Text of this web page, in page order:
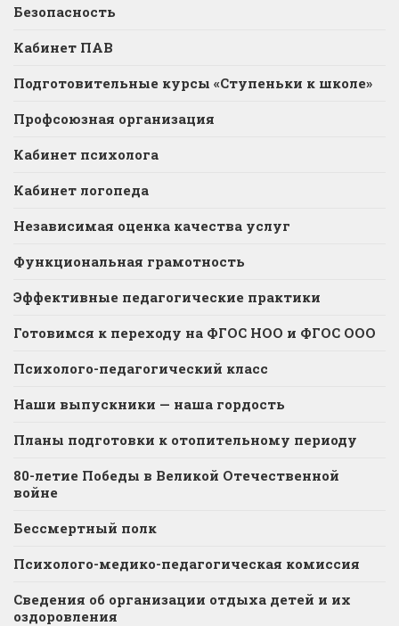
Безопасность
Кабинет ПАВ
Подготовительные курсы «Ступеньки к школе»
Профсоюзная организация
Кабинет психолога
Кабинет логопеда
Независимая оценка качества услуг
Функциональная грамотность
Эффективные педагогические практики
Готовимся к переходу на ФГОС НОО и ФГОС ООО
Психолого-педагогический класс
Наши выпускники — наша гордость
Планы подготовки к отопительному периоду
80-летие Победы в Великой Отечественной
войне
Бессмертный полк
Психолого-медико-педагогическая комиссия
Сведения об организации отдыха детей и их
оздоровления